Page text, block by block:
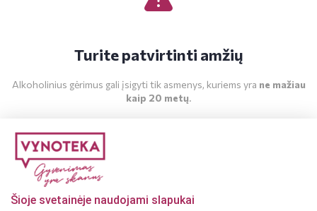
Šioje svetainėje naudojami slapukai
Turite patvirtinti amžių
Alkoholinius gėrimus gali įsigyti tik asmenys, kuriems yra ne mažiau
kaip 20 metų.